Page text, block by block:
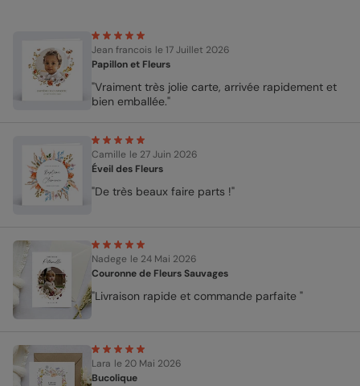
Jean francois le 17 Juillet 2026
Papillon et Fleurs
"Vraiment très jolie carte, arrivée rapidement et
bien emballée."
Camille le 27 Juin 2026
Éveil des Fleurs
"De très beaux faire parts !"
Nadege le 24 Mai 2026
Couronne de Fleurs Sauvages
"Livraison rapide et commande parfaite "
Lara le 20 Mai 2026
Bucolique